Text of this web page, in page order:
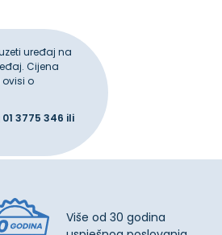
uređaj na
Cijena
ovisi o
01 3775 346 ili
Više od 30 godina